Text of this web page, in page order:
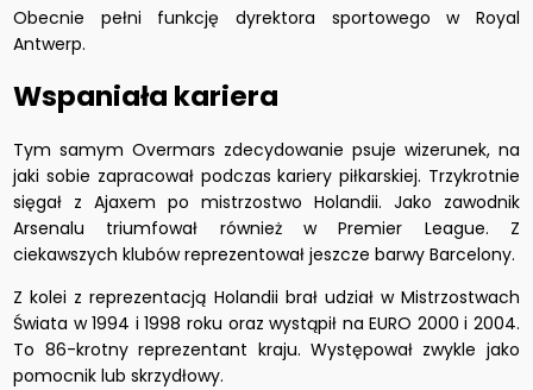
Obecnie pełni funkcję dyrektora sportowego w Royal
Antwerp.
Wspaniała kariera
Tym samym Overmars zdecydowanie psuje wizerunek, na
jaki sobie zapracował podczas kariery piłkarskiej. Trzykrotnie
sięgał z Ajaxem po mistrzostwo Holandii. Jako zawodnik
Arsenalu triumfował również w Premier League. Z
ciekawszych klubów reprezentował jeszcze barwy Barcelony.
Z kolei z reprezentacją Holandii brał udział w Mistrzostwach
Świata w 1994 i 1998 roku oraz wystąpił na EURO 2000 i 2004.
To 86-krotny reprezentant kraju. Występował zwykle jako
pomocnik lub skrzydłowy.